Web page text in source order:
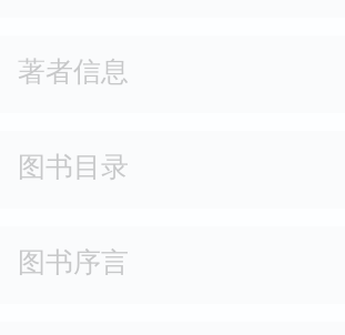
著者信息
图书目录
图书序言